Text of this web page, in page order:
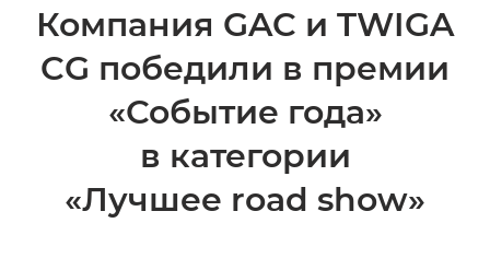
Компания GAC и TWIGA
CG победили в премии
«Событие года»
в категории
«Лучшее road show»